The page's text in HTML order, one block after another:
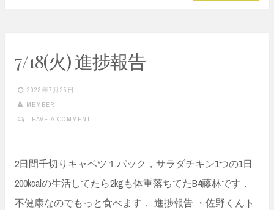
7/18(火) 進捗報告
2023年7月25日
MEMBER
LEAVE A COMMENT
2日間千切りキャベツ１パック，サラダチキン1つの1日
200kcalの生活してたら2kgも体重落ちてたB4藤林です．
不健康なのでもっと食べます． 進捗報告 ・佐野くんト